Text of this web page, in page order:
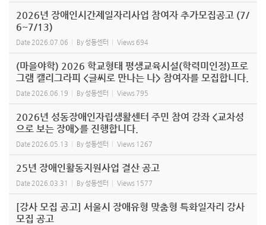
2026년 장애인시간제일자리사업 참여자 추가모집공고 (7/
6~7/13)
Date 2026.07.06 By성동센터 Views 694
(마을야학) 2026 학교형태 평생교육시설(학력미인정)프로
그램 캘리그라피 <글씨로 만나는 나> 참여자를 모집합니다.
Date 2026.06.19 By성동센터 Views 795
2026년 성동장애인자립생활센터 주민 참여 강좌 <교차성
으로 보는 장애>를 진행합니다.
Date 2026.05.13 By성동센터 Views 1267
25년 장애인활동지원사업 결산 공고
Date 2026.03.31 By성동센터 Views 1577
[강사 모집 공고] 서울시 장애유형 맞춤형 특화일자리 강사
모집 공고